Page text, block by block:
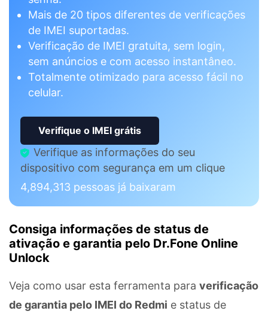
Mais de 20 tipos diferentes de verificações
de IMEI suportadas.
Verificação de IMEI gratuita, sem login,
sem anúncios e com acesso instantâneo.
Totalmente otimizado para acesso fácil no
celular.
Verifique o IMEI grátis
Verifique as informações do seu
dispositivo com segurança em um clique
4,894,313 pessoas já baixaram
Consiga informações de status de
ativação e garantia pelo Dr.Fone Online
Unlock
Veja como usar esta ferramenta para verificação
de garantia pelo IMEI do Redmi e status de